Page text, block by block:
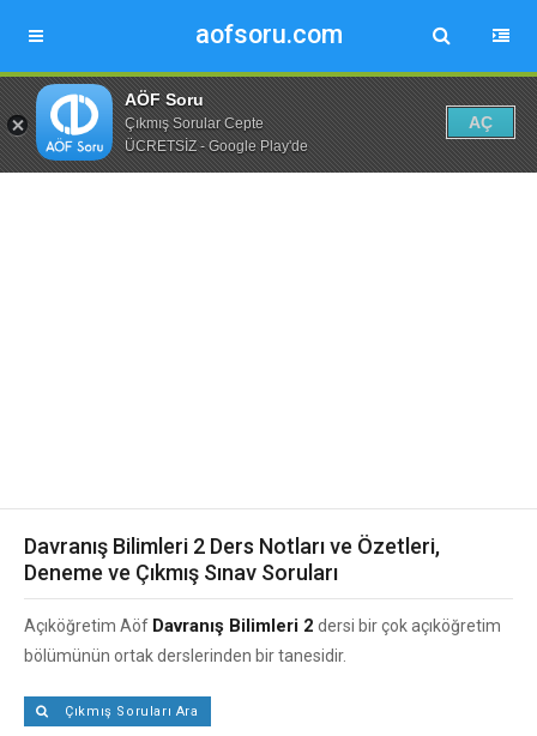
aofsoru.com
AÖF Soru
Çıkmış Sorular Cepte
ÜCRETSİZ - Google Play'de
AÇ
Davranış Bilimleri 2 Ders Notları ve Özetleri,
Deneme ve Çıkmış Sınav Soruları
Açıköğretim Aöf Davranış Bilimleri 2 dersi bir çok açıköğretim
bölümünün ortak derslerinden bir tanesidir.
Çıkmış Soruları Ara